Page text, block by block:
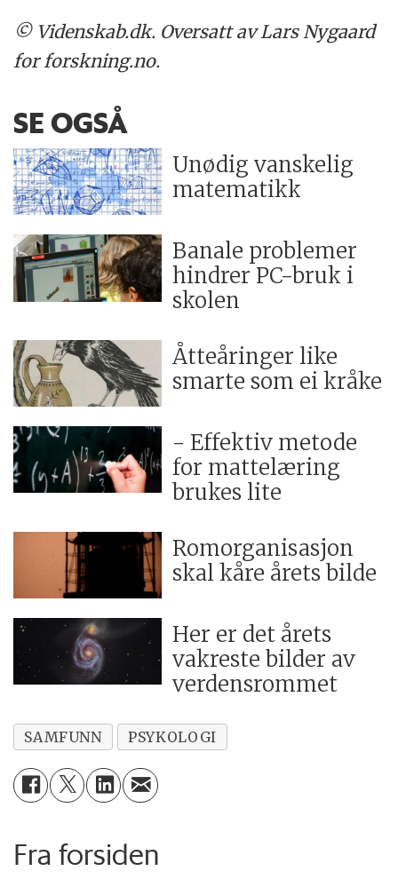
© Videnskab.dk. Oversatt av Lars Nygaard
for forskning.no.
SE OGSÅ
Unødig vanskelig
matematikk
Banale problemer
hindrer PC-bruk i
skolen
Åtteåringer like
smarte som ei kråke
- Effektiv metode
for mattelæring
brukes lite
Romorganisasjon
skal kåre årets bilde
Her er det årets
vakreste bilder av
verdensrommet
SAMFUNN PSYKOLOGI
Fra forsiden